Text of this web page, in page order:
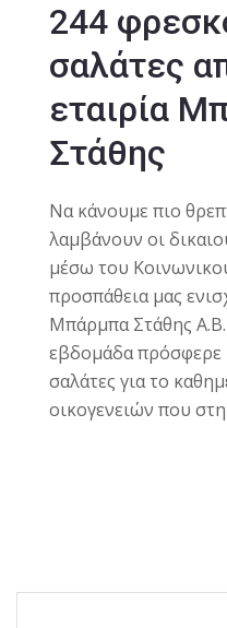
244
σαλάτες
εταιρία
Στάθης
Να κάνουμε πιο
λαμβάνουν οι
μέσω του
προσπάθεια μας
Μπάρμπα Στάθης
εβδομάδα πρόσφερε
σαλάτες για το
οικογενειών που